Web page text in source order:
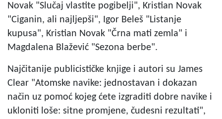
Novak "Slučaj vlastite pogibelji", Kristian Novak
"Ciganin, ali najljepši", Igor Beleš "Listanje
kupusa", Kristian Novak "Črna mati zemla" i
Magdalena Blažević "Sezona berbe".
Najčitanije publicističke knjige i autori su James
Clear "Atomske navike: jednostavan i dokazan
način uz pomoć kojeg ćete izgraditi dobre navike i
ukloniti loše: sitne promjene, čudesni rezultati",